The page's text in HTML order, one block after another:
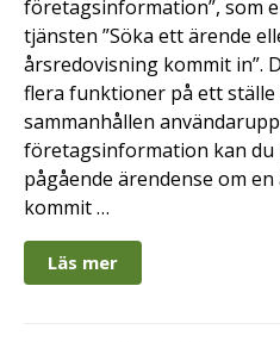
företagsinformation”, som
tjänsten ”Söka ett ärende
årsredovisning kommit in”.
flera funktioner på ett ställe
sammanhållen
företagsinformation kan du
pågående ärendense om
kommit …
Läs mer